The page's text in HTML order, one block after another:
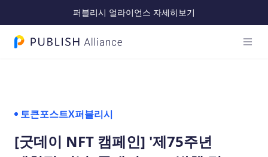
퍼블리시 얼라이언스 자세히보기
PUBLISH Alliance 로고 메인
토큰포스트X퍼블리시
[굿데이 NFT 캠페인] '제75주년